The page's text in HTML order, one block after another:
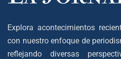
Explora acontecimientos
con nuestro enfoque de
reflejando diversas